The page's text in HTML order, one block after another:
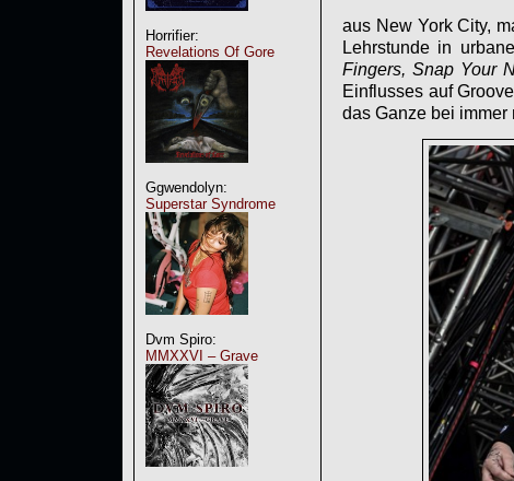
Horrifier:
Revelations Of Gore
Ggwendolyn:
Superstar Syndrome
Dvm Spiro:
MMXXVI – Grave
aus New York City,
Lehrstunde in
Fingers, Snap Your
Einflusses auf
das Ganze bei